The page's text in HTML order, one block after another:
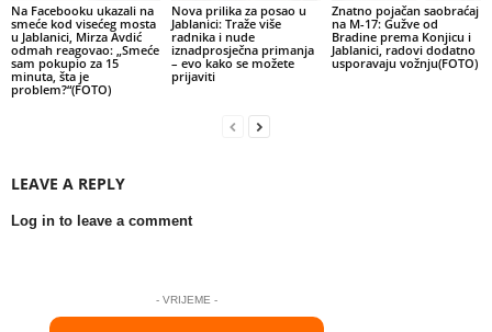
Na Facebooku ukazali na
smeće kod visećeg mosta
u Jablanici, Mirza Avdić
odmah reagovao: „Smeće
sam pokupio za 15
minuta, šta je
problem?“(FOTO)
Nova prilika za posao u
Jablanici: Traže više
radnika i nude
iznadprosječna primanja
– evo kako se možete
prijaviti
Znatno pojačan saobraćaj
na M-17: Gužve od
Bradine prema Konjicu i
Jablanici, radovi dodatno
usporavaju vožnju(FOTO)
LEAVE A REPLY
Log in to leave a comment
- VRIJEME -